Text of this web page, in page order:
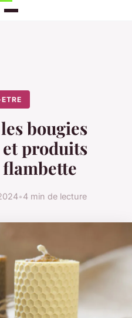
bougies
produits
•4 min de lecture